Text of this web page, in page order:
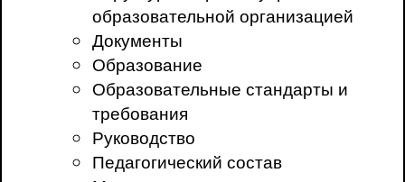
образовательной организацией
Документы
Образование
Образовательные стандарты и
требования
Руководство
Педагогический состав